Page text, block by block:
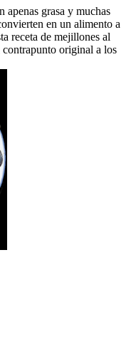
apenas grasa y muchas
en un alimento a
receta de mejillones al
original a los